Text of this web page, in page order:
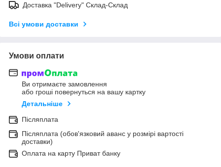
Доставка "Delivery" Склад-Склад
Всі умови доставки
Умови оплати
Ви отримаєте замовлення
або гроші повернуться на вашу картку
Детальніше
Післяплата
Післяплата (обов'язковий аванс у розмірі вартості
доставки)
Оплата на карту Приват банку